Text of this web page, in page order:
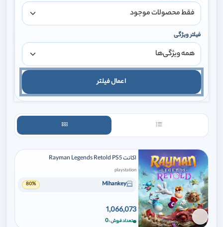
فیلتر ویژگی
اعمال فیلتر
برای افزودن وارد شوید
اکانت Rayman Legends Retold PS5
playstation
Mihankey
80%
1,066,073
تعداد فروش 0